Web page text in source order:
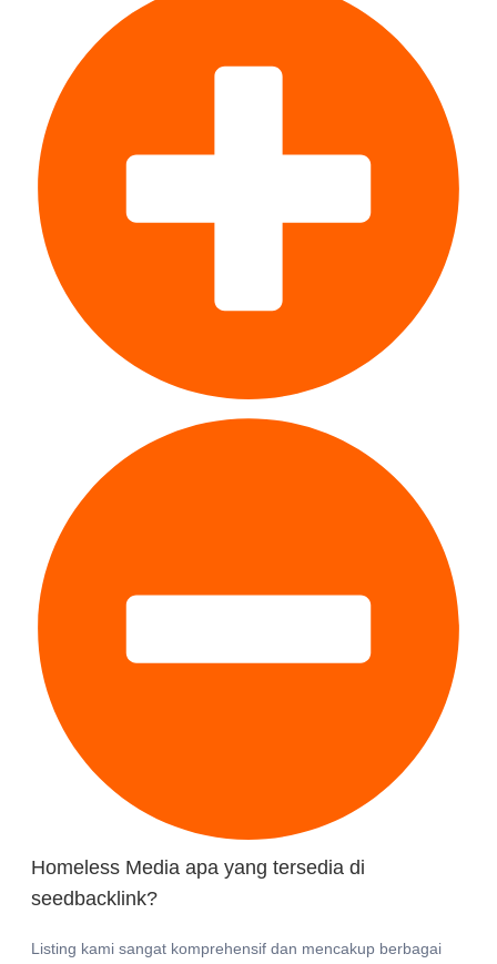
Homeless Media apa yang tersedia di
seedbacklink?
Listing kami sangat komprehensif dan mencakup berbagai